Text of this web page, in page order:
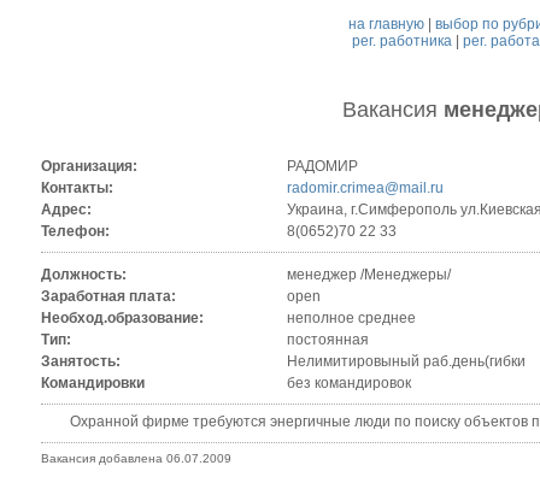
на главную |выбор по
рег. работника| рег.
Вакансия
Организация:
РАДОМИР
Контакты:
radomir.crimea@mail.ru
Адрес:
Украина, г.Симферополь
Телефон:
8(0652)70 22 33
Должность:
менеджер /Менеджеры/
Заработная плата:
open
Необход.образование:
неполное среднее
Тип:
постоянная
Занятость:
Нелимитировыный раб.день(гибки
Командировки
без командировок
Охранной фирме требуются энергичные люди по поиску объектов
Вакансия добавлена 06.07.2009